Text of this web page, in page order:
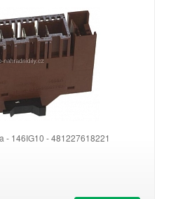
- 146IG10 - 481227618221